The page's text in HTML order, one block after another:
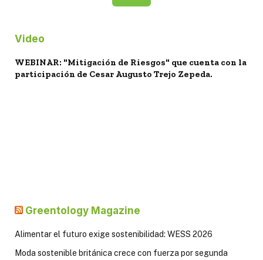
Video
WEBINAR: "Mitigación de Riesgos" que cuenta con la
participación de Cesar Augusto Trejo Zepeda.
Greentology Magazine
Alimentar el futuro exige sostenibilidad: WESS 2026
Moda sostenible británica crece con fuerza por segunda